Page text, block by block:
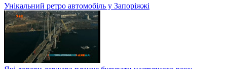
Унікальний ретро автомобіль у Запоріжжі